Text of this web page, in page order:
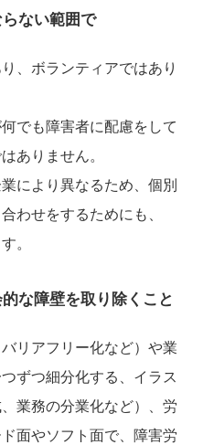
ない範囲で
、ボランティアではあり
でも障害者に配慮をして
ありません。
により異なるため、個別
わせをするためにも、
。
な障壁を取り除くこと
リアフリー化など）や業
ずつ細分化する、イラス
業務の分業化など）、労
面やソフト面で、障害労